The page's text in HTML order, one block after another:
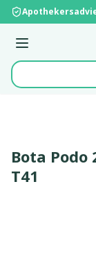
Ga naar de inhoud
Menu
Product, merk,
Bota Podo
T41